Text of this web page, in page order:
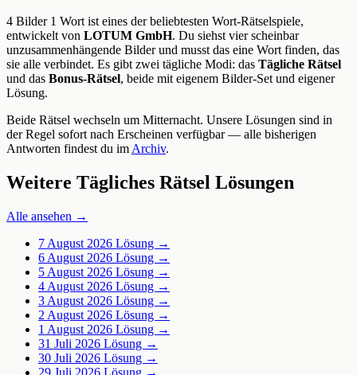
4 Bilder 1 Wort ist eines der beliebtesten Wort-Rätselspiele,
entwickelt von LOTUM GmbH. Du siehst vier scheinbar
unzusammenhängende Bilder und musst das eine Wort finden, das
sie alle verbindet. Es gibt zwei tägliche Modi: das Tägliche Rätsel
und das Bonus-Rätsel, beide mit eigenem Bilder-Set und eigener
Lösung.
Beide Rätsel wechseln um Mitternacht. Unsere Lösungen sind in
der Regel sofort nach Erscheinen verfügbar — alle bisherigen
Antworten findest du im Archiv.
Weitere Tägliches Rätsel Lösungen
Alle ansehen →
7 August 2026 Lösung →
6 August 2026 Lösung →
5 August 2026 Lösung →
4 August 2026 Lösung →
3 August 2026 Lösung →
2 August 2026 Lösung →
1 August 2026 Lösung →
31 Juli 2026 Lösung →
30 Juli 2026 Lösung →
29 Juli 2026 Lösung →